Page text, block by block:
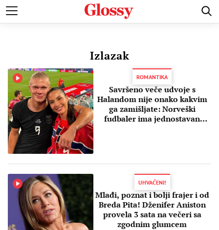
POZNATI MODA I LEPOTA ZDRAVI I SREĆNI LJUBAV
Izlazak
ROMANTIKA
Savršeno veče udvoje s
Halandom nije onako kakvim
ga zamišljate: Norveški
fudbaler ima jednostavan
UHVAĆENI!
Mlađi, poznat i bolji frajer i od
Breda Pita! Dženifer Aniston
provela 3 sata na večeri sa
zgodnim glumcem